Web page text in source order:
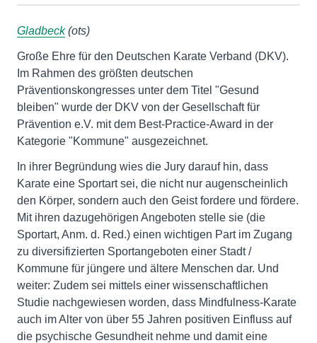
Gladbeck(ots)
Große Ehre für den Deutschen Karate Verband (DKV).
Im Rahmen des größten deutschen
Präventionskongresses unter dem Titel "Gesund
bleiben" wurde der DKV von der Gesellschaft für
Prävention e.V. mit dem Best-Practice-Award in der
Kategorie "Kommune" ausgezeichnet.
In ihrer Begründung wies die Jury darauf hin, dass
Karate eine Sportart sei, die nicht nur augenscheinlich
den Körper, sondern auch den Geist fordere und fördere.
Mit ihren dazugehörigen Angeboten stelle sie (die
Sportart, Anm. d. Red.) einen wichtigen Part im Zugang
zu diversifizierten Sportangeboten einer Stadt /
Kommune für jüngere und ältere Menschen dar. Und
weiter: Zudem sei mittels einer wissenschaftlichen
Studie nachgewiesen worden, dass Mindfulness-Karate
auch im Alter von über 55 Jahren positiven Einfluss auf
die psychische Gesundheit nehme und damit eine